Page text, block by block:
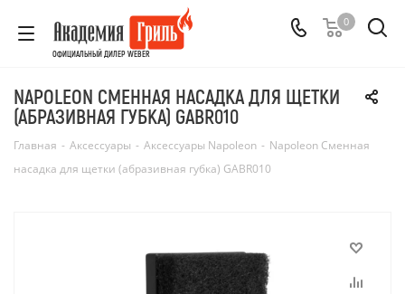
ОФИЦИАЛЬНЫЙ ДИЛЕР WEBER
0
NAPOLEON СМЕННАЯ НАСАДКА ДЛЯ ЩЕТКИ
(АБРАЗИВНАЯ ГУБКА) GABR010
Главная - Аксессуары - Аксессуары Napoleon - Napoleon Сменная
насадка для щетки (абразивная губка) GABR010